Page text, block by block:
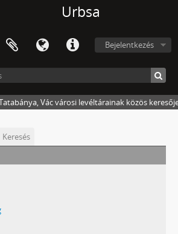
Urbsa
Bejelentkezés
Vác városi levéltárainak közös
Keresés